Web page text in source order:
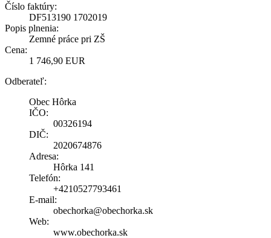
Číslo faktúry:
DF513190 1702019
Popis plnenia:
Zemné práce pri ZŠ
Cena:
1 746,90 EUR
Odberateľ:
Obec Hôrka
IČO:
00326194
DIČ:
2020674876
Adresa:
Hôrka 141
Telefón:
+4210527793461
E-mail:
obechorka@obechorka.sk
Web:
www.obechorka.sk